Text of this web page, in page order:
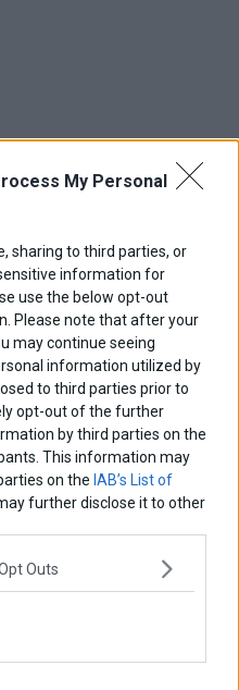
My Personal
sharing to third parties, or
information for
use the below opt-out
Please note that after your
may continue seeing
information utilized by
to third parties prior to
opt-out of the further
by third parties on the
This information may
on the IAB’s List of
further disclose it to other
Outs
επέστρεψαν
αντέχει βολικές ερμηνείες